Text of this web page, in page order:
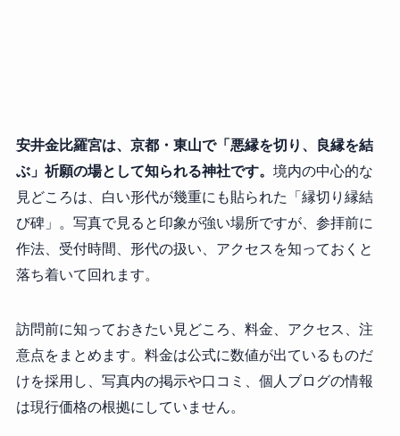
安井金比羅宮は、京都・東山で「悪縁を切り、良縁を結
ぶ」祈願の場として知られる神社です。 境内の中心的な
見どころは、白い形代が幾重にも貼られた「縁切り縁結
び碑」。写真で見ると印象が強い場所ですが、参拝前に
作法、受付時間、形代の扱い、アクセスを知っておくと
落ち着いて回れます。
訪問前に知っておきたい見どころ、料金、アクセス、注
意点をまとめます。料金は公式に数値が出ているものだ
けを採用し、写真内の掲示や口コミ、個人ブログの情報
は現行価格の根拠にしていません。